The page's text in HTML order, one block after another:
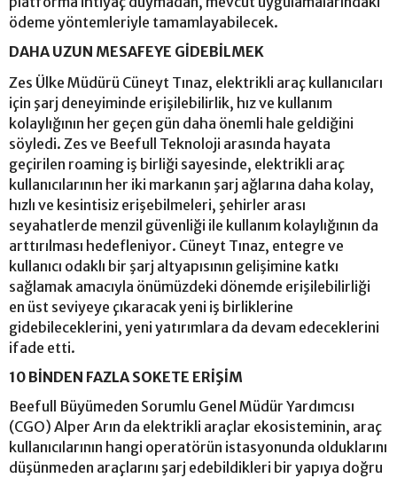
ödeme yöntemleriyle tamamlayabilecek.
DAHA UZUN MESAFEYE GİDEBİLMEK
Zes Ülke Müdürü Cüneyt Tınaz, elektrikli araç kullanıcıları
için şarj deneyiminde erişilebilirlik, hız ve kullanım
kolaylığının her geçen gün daha önemli hale geldiğini
söyledi. Zes ve Beefull Teknoloji arasında hayata
geçirilen roaming iş birliği sayesinde, elektrikli araç
kullanıcılarının her iki markanın şarj ağlarına daha kolay,
hızlı ve kesintisiz erişebilmeleri, şehirler arası
seyahatlerde menzil güvenliği ile kullanım kolaylığının da
arttırılması hedefleniyor. Cüneyt Tınaz, entegre ve
kullanıcı odaklı bir şarj altyapısının gelişimine katkı
sağlamak amacıyla önümüzdeki dönemde erişilebilirliği
en üst seviyeye çıkaracak yeni iş birliklerine
gidebileceklerini, yeni yatırımlara da devam edeceklerini
ifade etti.
10 BİNDEN FAZLA SOKETE ERİŞİM
Beefull Büyümeden Sorumlu Genel Müdür Yardımcısı
(CGO) Alper Arın da elektrikli araçlar ekosisteminin, araç
kullanıcılarının hangi operatörün istasyonunda olduklarını
düşünmeden araçlarını şarj edebildikleri bir yapıya doğru